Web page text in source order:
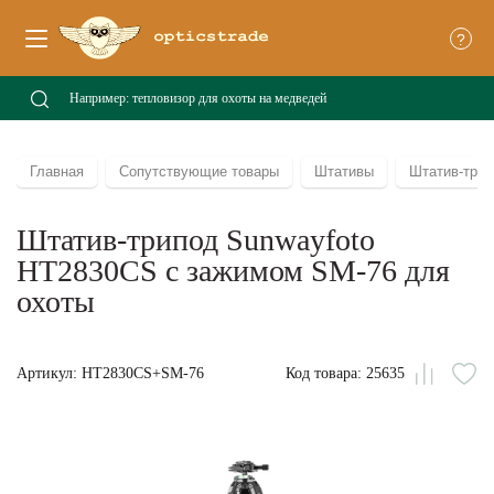
?
Главная Сопутствующие товары Штативы Штатив-
Штатив-трипод Sunwayfoto
HT2830CS с зажимом SM-76 для
охоты
Артикул: HT2830CS+SM-76 Код товара: 25635